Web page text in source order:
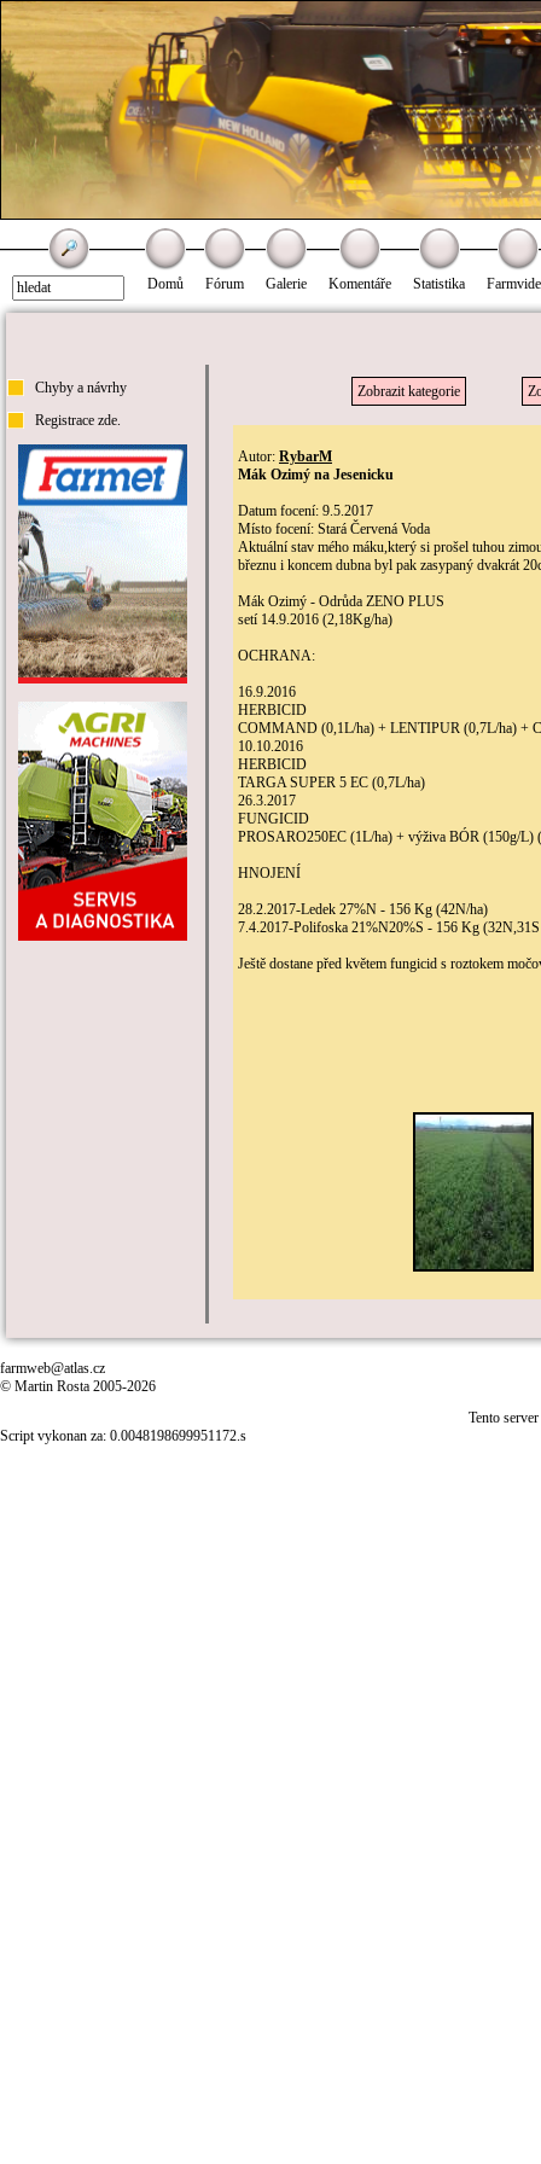
Domů Fórum Galerie Komentáře Statistika
Chyby a návrhy
Registrace zde.
Zobrazit kategorie
Autor: RybarM
Mák Ozimý na Jesenicku
Datum focení: 9.5.2017
Místo focení: Stará Červená Voda
Aktuální stav mého máku,který si prošel tuhou
březnu i koncem dubna byl pak zasypaný dvakrát
Mák Ozimý - Odrůda ZENO PLUS
setí 14.9.2016 (2,18Kg/ha)
OCHRANA:
16.9.2016
HERBICID
COMMAND (0,1L/ha) + LENTIPUR (0,7L/ha) +
10.10.2016
HERBICID
TARGA SUPER 5 EC (0,7L/ha)
26.3.2017
FUNGICID
PROSARO250EC (1L/ha) + výživa BÓR (150g/L)
HNOJENÍ
28.2.2017-Ledek 27%N - 156 Kg (42N/ha)
7.4.2017-Polifoska 21%N20%S - 156 Kg
Ještě dostane před květem fungicid s roztokem
farmweb@atlas.cz
© Martin Rosta 2005-2026
Tento
Script vykonan za: 0.0048198699951172.s